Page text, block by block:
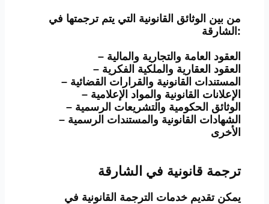
من بين الوثائق القانونية التي يتم ترجمتها في
الشارقة:
– العقود العامة والتجارية والمالية
– العقود العقارية والملكية الفكرية
– المستندات القانونية والقرارات القضائية
– الإعلانات القانونية والمواد الإعلامية
– الوثائق الحكومية والتشريعات الرسمية
– الشهادات القانونية والمستندات الرسمية
الأخرى
ترجمة قانونية في الشارقة
يمكن تقديم خدمات الترجمة القانونية في